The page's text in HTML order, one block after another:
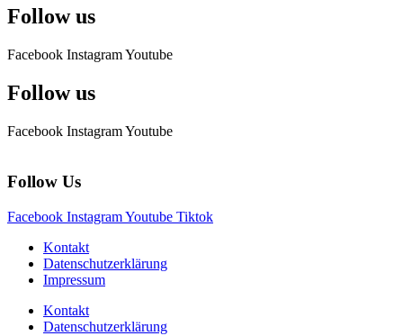
Follow us
Facebook InstagramYoutube
Follow us
Facebook InstagramYoutube
Follow Us
Facebook InstagramYoutube Tiktok
Kontakt
Datenschutzerklärung
Impressum
Kontakt
Datenschutzerklärung